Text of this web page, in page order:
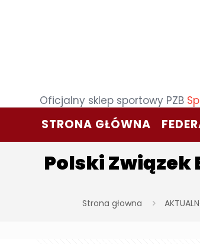
Oficjalny sklep sportowy PZB
STRONA GŁÓWNA
Polski Związek
Strona głowna